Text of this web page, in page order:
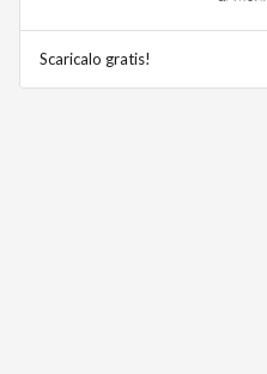
Scaricalo gratis!